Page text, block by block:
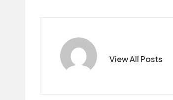
View All Posts